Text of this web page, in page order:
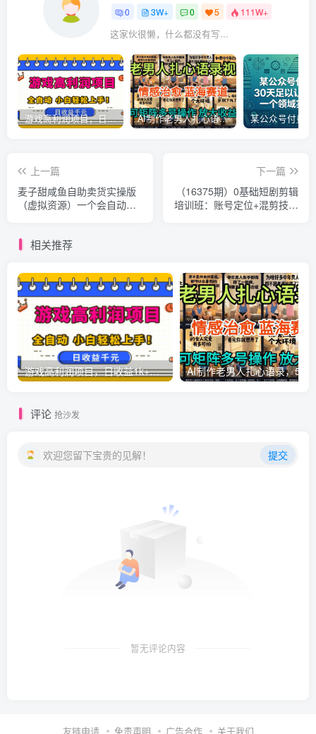
0 3W+ 0 5 111W+
这家伙很懒，什么都没有写...
游戏高利润项目，日收益1k+，全自动，无需值守，解放双手，小白轻松上手【揭秘】 AI制作老男人扎心语录，5分钟一条，操作简单，流量非常大，保姆级教程
上一篇
麦子甜咸鱼自助卖货实操版
（虚拟资源）一个会自动搞
下一篇
（16375期）0基础短剧剪辑
培训班：账号定位+混剪技术
相关推荐
游戏高利润项目，日收益1k+，全自动，无需值守，解放双手，小白轻松上手【揭秘】
评论 抢沙发
欢迎您留下宝贵的见解！ 提交
暂无评论内容
友链申请 免责声明 广告合作 关于我们